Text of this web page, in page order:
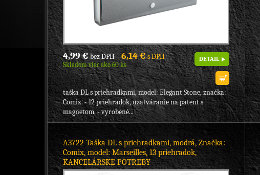
4,99 €bez DPH 6,14 €s DPH
Skladom viac ako 60 ks
DETAIL
taška DL s priehradkami, model: Elegant Stone, značka:
Comix. - 12 priehradok, uzatváranie na patent s
magnetom, - vyrobené...
A3722 Taška DL s priehradkami, modrá, Značka:
Comix, model: Marseilles, 13 priehradok,
KANCELÁRSKE POTREBY